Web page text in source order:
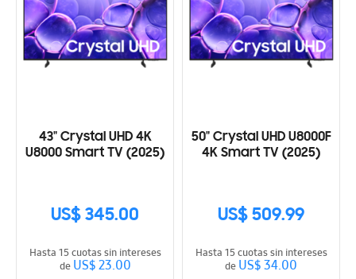
43" Crystal UHD 4K
U8000 Smart TV (2025)
US$ 345.00
Hasta 15 cuotas sin intereses
deUS$ 23.00
50" Crystal UHD U8000F
4K Smart TV (2025)
US$ 509.99
Hasta 15 cuotas sin intereses
deUS$ 34.00